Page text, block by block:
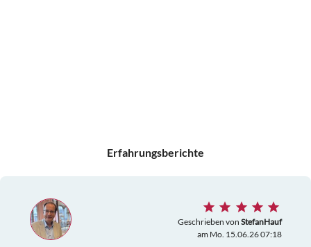
Erfahrungsberichte
Geschrieben von StefanHauf
am Mo. 15.06.26 07:18